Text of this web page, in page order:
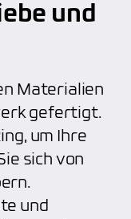
etc.)
und
Materialien
gefertigt.
um Ihre
sich von
und